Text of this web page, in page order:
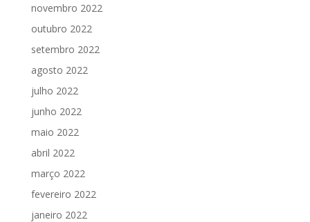
novembro 2022
outubro 2022
setembro 2022
agosto 2022
julho 2022
junho 2022
maio 2022
abril 2022
março 2022
fevereiro 2022
janeiro 2022